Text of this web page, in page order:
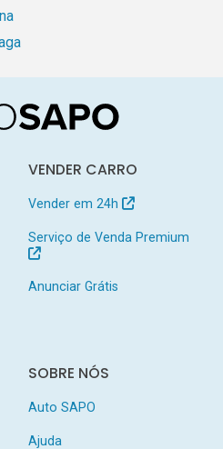
VENDER CARRO
Vender em 24h
Serviço de Venda Premium
Anunciar Grátis
SOBRE NÓS
Auto SAPO
Ajuda